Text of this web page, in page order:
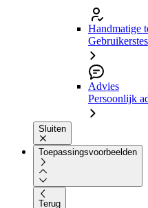
Handmatige
Advies
Persoonlijk
Sluiten
Toepassingsvoorbeelden
Terug